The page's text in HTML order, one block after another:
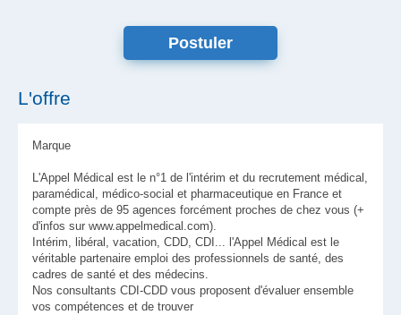
L'offre
Marque
L'Appel Médical est le n°1 de l'intérim et du recrutement médical,
paramédical, médico-social et pharmaceutique en France et
compte près de 95 agences forcément proches de chez vous (+
d'infos sur www.appelmedical.com).
Intérim, libéral, vacation, CDD, CDI... l'Appel Médical est le
véritable partenaire emploi des professionnels de santé, des
cadres de santé et des médecins.
Nos consultants CDI-CDD vous proposent d'évaluer ensemble
vos compétences et de trouver